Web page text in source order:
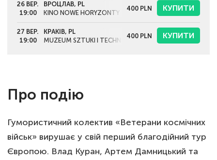
26 ВЕР.
19:00
ВРОЦЛАВ, PL
KINO NOWE HORYZONTY
400 PLN КУПИТИ
27 ВЕР.
19:00
КРАКІВ, PL
MUZEUM SZTUKI I TECHNIKI JAPOŃSKIEJ MANGGHA
400 PLN КУПИТИ
Про подію
Гумористичний колектив «Ветерани космічних
військ» вирушає у свій перший благодійний тур
Європою. Влад Куран, Артем Дамницький та